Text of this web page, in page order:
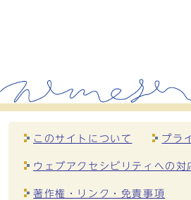
このサイトについて プラ
ウェブアクセシビリティへの対
著作権・リンク・免責事項